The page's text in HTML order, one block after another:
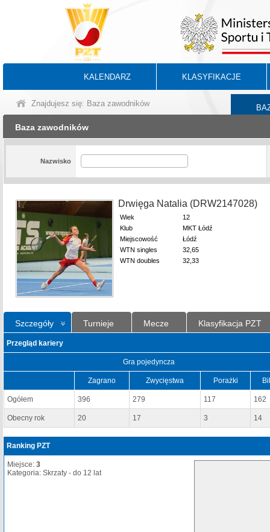
KALENDARZ KLASYFIKACJE
Znajdujesz się: Baza zawodników
Baza zawodników
Nazwisko
Drwięga Natalia (DRW2147028)
Wiek
12
Klub
MKT Łódź
Miejscowość
Łódź
WTN singles
32,65
WTN doubles
32,33
Szczegóły Turnieje Mecze Klasyfikacja PZT
Przegląd kariery
Gra pojedyncza
Zagrano Zwycięstwa Porażki
Ogółem 396 279 117 162
Obecny rok 20 17 3 14
Ranking PZT
Miejsce: 3
Kategoria: Skrzaty - do 12 lat